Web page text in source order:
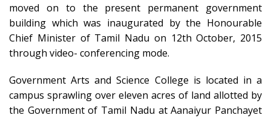
moved on to the present permanent government
building which was inaugurated by the Honourable
Chief Minister of Tamil Nadu on 12th October, 2015
through video- conferencing mode.
Government Arts and Science College is located in a
campus sprawling over eleven acres of land allotted by
the Government of Tamil Nadu at Aanaiyur Panchayet